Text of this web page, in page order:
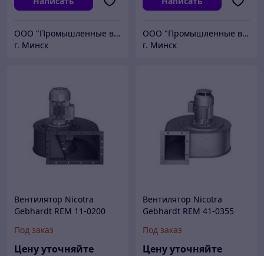
ООО "Промышленные вентиляторы и компоненты"
г. Минск
ООО "Промышленные вентиляторы и компоненты"
г. Минск
Вентилятор Nicotra
Gebhardt REM 11-0200
Под заказ
Цену уточняйте
Вентилятор Nicotra
Gebhardt REM 41-0355
Под заказ
Цену уточняйте